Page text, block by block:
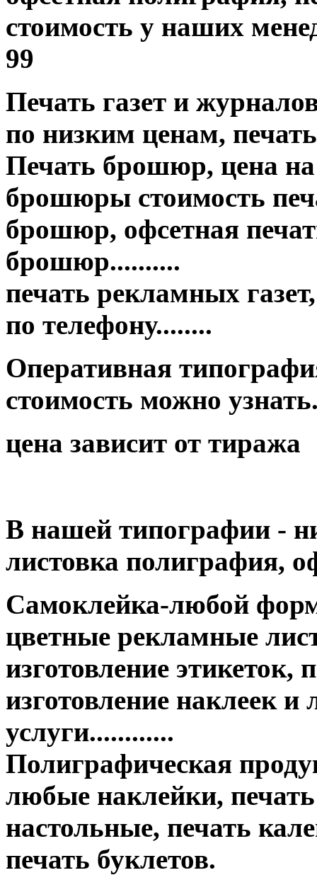
стоимость у наших
99
Печать газет и
по низким ценам,
Печать брошюр, цена
брошюры стоимость
брошюр, офсетная
брошюр..........
печать рекламных
по телефону........
Оперативная
стоимость можно
цена зависит от тиража
В нашей типографии -
листовка полиграфия,
Самоклейка-любой
цветные рекламные
изготовление этикеток,
изготовление наклеек
услуги............
Полиграфическая
любые наклейки,
настольные, печать
печать буклетов.